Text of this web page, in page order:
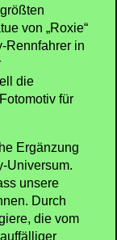
von „Roxie“
Rennfahrer in
die
für
Ergänzung
Universum.
unsere
Durch
die vom